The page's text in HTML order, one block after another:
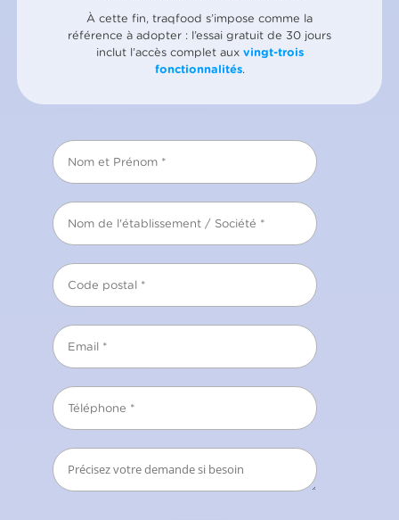
À cette fin, traqfood s’impose comme la
référence à adopter : l’essai gratuit de 30 jours
inclut l’accès complet aux vingt-trois
fonctionnalités.